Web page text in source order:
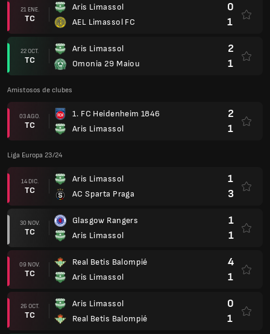
21 ENE.
TC
Aris Limassol
AEL Limassol FC
0
1
22 OCT.
TC
Aris Limassol
Omonia 29 Maiou
2
1
Amistosos de clubes
03 AGO.
TC
1. FC Heidenheim 1846
Aris Limassol
2
1
Liga Europa 23/24
14 DIC.
TC
Aris Limassol
AC Sparta Praga
1
3
30 NOV.
TC
Glasgow Rangers
Aris Limassol
1
1
09 NOV.
TC
Real Betis Balompié
Aris Limassol
4
1
26 OCT.
TC
Aris Limassol
Real Betis Balompié
0
1